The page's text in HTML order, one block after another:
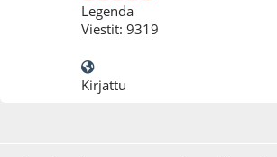
Legenda
Viestit: 9319
Kirjattu